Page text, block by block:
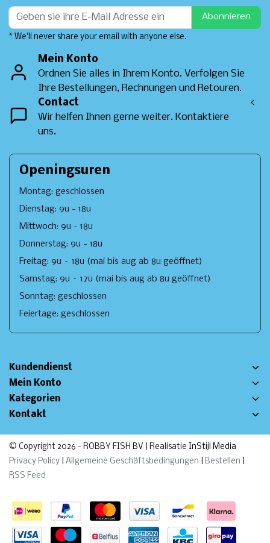
Abonnieren
* We'll never share your email with anyone else.
Mein Konto
Ordnen Sie alles in Ihrem Konto. Verfolgen Sie
Ihre Bestellungen, Rechnungen und Retouren.
Contact
Wir helfen Ihnen gerne weiter. Kontaktiere
uns.
<
Openingsuren
Montag: geschlossen
Dienstag: 9u - 18u
Mittwoch: 9u - 18u
Donnerstag: 9u - 18u
Freitag: 9u – 18u (mai bis aug ab 8u geöffnet)
Samstag: 9u – 17u (mai bis aug ab 8u geöffnet)
Sonntag: geschlossen
Feiertage: geschlossen
Kundendienst
Mein Konto
Kategorien
Kontakt
© Copyright 2026 - ROBBY FISH BV | Realisatie InStijl Media
Privacy Policy
Allgemeine Geschäftsbedingungen Bestellen
RSS Feed